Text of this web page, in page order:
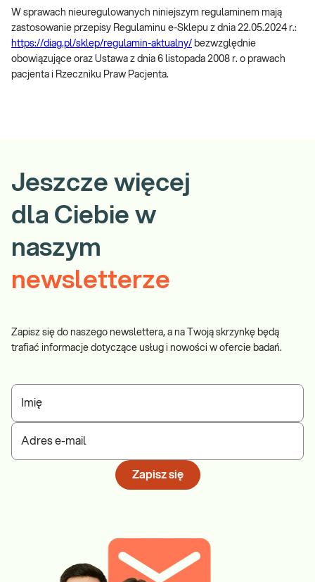
W sprawach nieuregulowanych niniejszym regulaminem mają
zastosowanie przepisy Regulaminu e-Sklepu z dnia 22.05.2024 r.:
https://diag.pl/sklep/regulamin-aktualny/ bezwzględnie
obowiązujące oraz Ustawa z dnia 6 listopada 2008 r. o prawach
pacjenta i Rzeczniku Praw Pacjenta.
Jeszcze więcej
dla Ciebie w
naszym
newsletterze
Zapisz się do naszego newslettera, a na Twoją skrzynkę będą
trafiać informacje dotyczące usług i nowości w ofercie badań.
Imię
Adres e-mail
Zapisz się